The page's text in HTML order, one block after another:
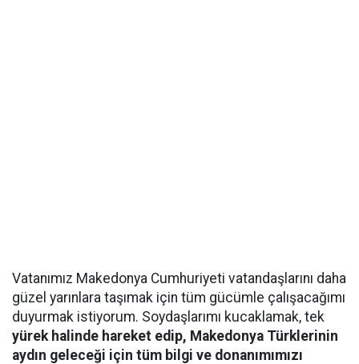
Vatanımız Makedonya Cumhuriyeti vatandaşlarını daha
güzel yarınlara taşımak için tüm gücümle çalışacağımı
duyurmak istiyorum. Soydaşlarımı kucaklamak, tek
yürek halinde hareket edip, Makedonya Türklerinin
aydın geleceği için tüm bilgi ve donanımımızı